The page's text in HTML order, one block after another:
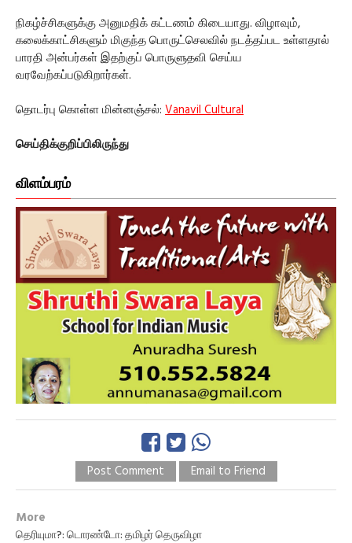
நிகழ்ச்சிகளுக்கு அனுமதிக் கட்டணம் கிடையாது. விழாவும்,
கலைக்காட்சிகளும் மிகுந்த பொருட்செலவில் நடத்தப்பட உள்ளதால்
பாரதி அன்பர்கள் இதற்குப் பொருளுதவி செய்ய
வரவேற்கப்படுகிறார்கள்.
தொடர்பு கொள்ள மின்னஞ்சல்: Vanavil Cultural
செய்திக்குறிப்பிலிருந்து
விளம்பரம்
Post Comment Email to Friend
More
தெரியுமா?: டொரண்டோ: தமிழர் தெருவிழா